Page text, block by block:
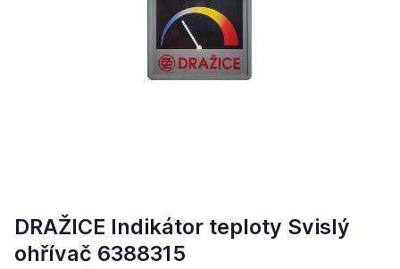
DRAŽICE Indikátor teploty Svislý
ohřívač 6388315